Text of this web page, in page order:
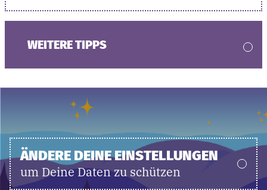
WEITERE TIPPS
ÄNDERE DEINE EINSTELLUNGEN
um Deine Daten zu schützen